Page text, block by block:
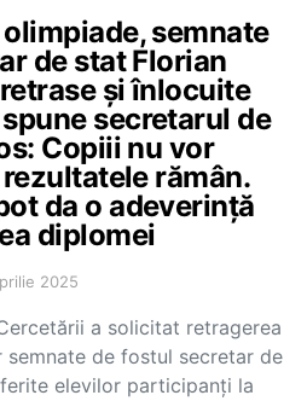
semnate
de stat Florian
și înlocuite
secretarul de
Copiii nu vor
rămân.
da o adeverință
diplomei
2025
a solicitat retragerea
de fostul secretar de
elevilor participanți la